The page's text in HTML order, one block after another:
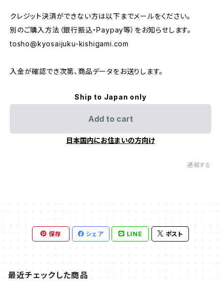
クレジット決済ができない方は以下までメールをください。
別のご購入方法（銀行振込・Paypay等）をお知らせします。
tosho@kyosaijuku-kishigami.com
入金が確認でき次第、商品データをお送りします。
Ship to Japan only
Add to cart
日本国内にお住まいの方向け
通報する
保存 シェア LINE ポスト
最近チェックした商品